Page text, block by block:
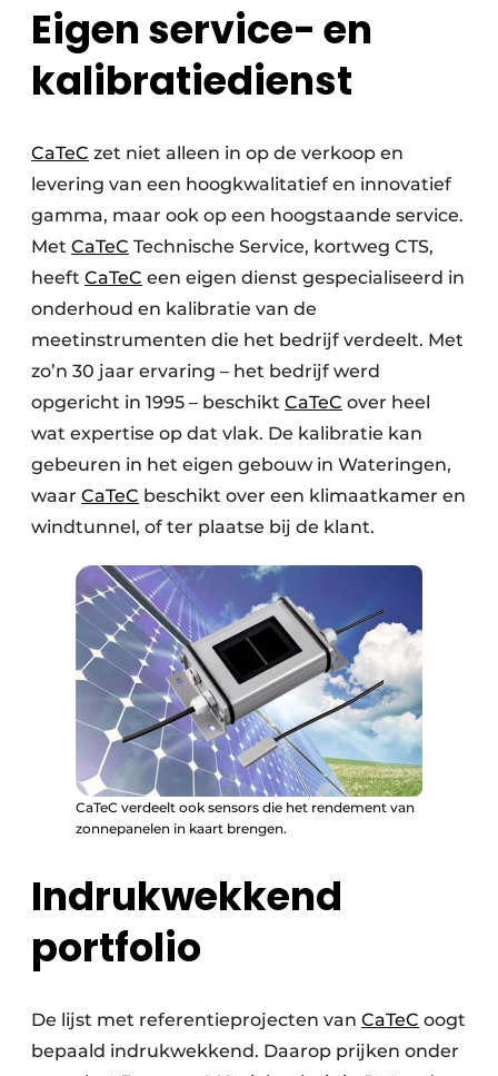
Eigen service- en
kalibratiedienst
CaTeC zet niet alleen in op de verkoop en
levering van een hoogkwalitatief en innovatief
gamma, maar ook op een hoogstaande service.
Met CaTeC Technische Service, kortweg CTS,
heeft CaTeC een eigen dienst gespecialiseerd in
onderhoud en kalibratie van de
meetinstrumenten die het bedrijf verdeelt. Met
zo’n 30 jaar ervaring – het bedrijf werd
opgericht in 1995 – beschikt CaTeC over heel
wat expertise op dat vlak. De kalibratie kan
gebeuren in het eigen gebouw in Wateringen,
waar CaTeC beschikt over een klimaatkamer en
windtunnel, of ter plaatse bij de klant.
CaTeC verdeelt ook sensors die het rendement van
zonnepanelen in kaart brengen.
Indrukwekkend
portfolio
De lijst met referentieprojecten van CaTeC oogt
bepaald indrukwekkend. Daarop prijken onder